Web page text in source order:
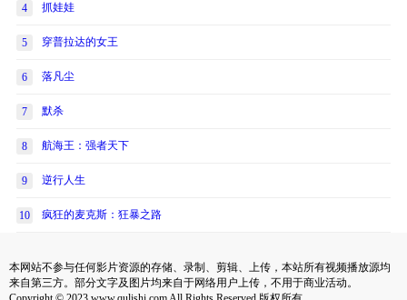
4 抓娃娃
5 穿普拉达的女王
6 落凡尘
7 默杀
8 航海王：强者天下
9 逆行人生
10 疯狂的麦克斯：狂暴之路
本网站不参与任何影片资源的存储、录制、剪辑、上传，本站所有视频播放源均
来自第三方。部分文字及图片均来自于网络用户上传，不用于商业活动。